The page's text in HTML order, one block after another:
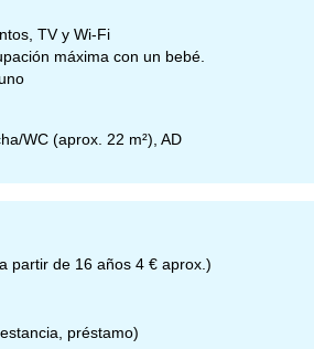
TV y Wi-Fi
máxima con un bebé.
WC (aprox. 22 m²), AD
partir de 16 años 4 € aprox.)
préstamo)